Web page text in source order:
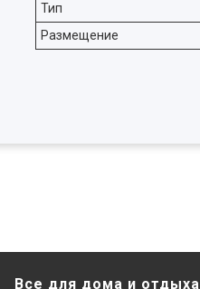
Тип
Размещение
Все для дома и отдыха